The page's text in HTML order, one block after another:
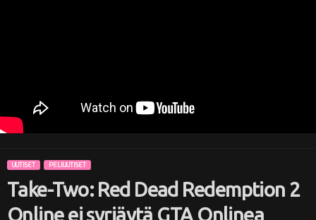
w
UUTISET PELIUUTISET
Take-Two: Red Dead Redemption 2
Online ei syrjäytä GTA Onlinea